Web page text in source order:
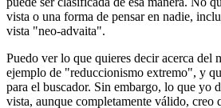
vista o una forma de pensar en nadie,
vista "neo-advaita".
Puedo ver lo que quieres decir acerca del
ejemplo de "reduccionismo extremo", y
para el buscador. Sin embargo, lo que yo
vista, aunque completamente válido, creo